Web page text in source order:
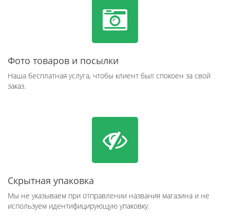
Фото товаров и посылки
Наша бесплатная услуга, чтобы клиент был спокоен за свой
заказ.
Скрытная упаковка
Мы не указываем при отправлении названия магазина и не
используем идентифицирующую упаковку.